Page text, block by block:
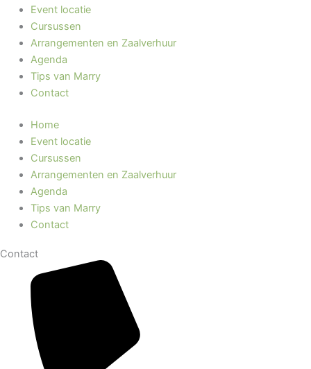
Event locatie
Cursussen
Arrangementen en Zaalverhuur
Agenda
Tips van Marry
Contact
Home
Event locatie
Cursussen
Arrangementen en Zaalverhuur
Agenda
Tips van Marry
Contact
Contact